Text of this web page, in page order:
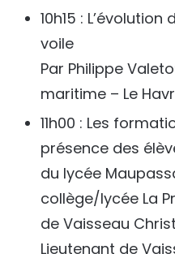
10h15 :
voile
Par Philippe
maritime – Le
11h00 : Les
présence des
du lycée
collège/lycée La
de Vaisseau
Lieutenant de